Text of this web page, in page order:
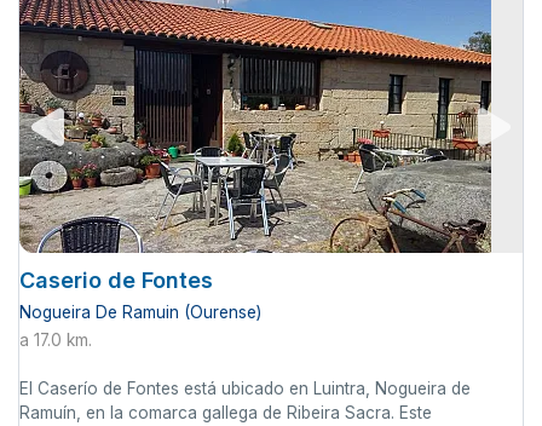
Caserio de Fontes
Nogueira De Ramuin (Ourense)
a 17.0 km.
El Caserío de Fontes está ubicado en Luintra, Nogueira de
Ramuín, en la comarca gallega de Ribeira Sacra. Este